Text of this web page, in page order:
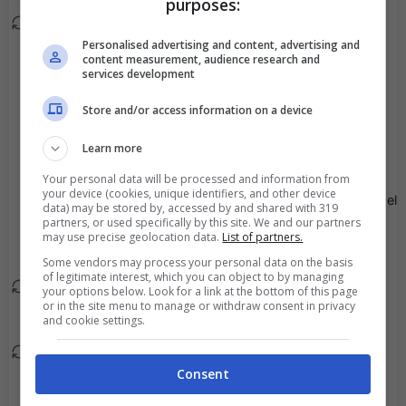
esce, al suo posto
Abdelsamad Hachem.
77'
Tanguy Ahile esce, al
71'
Goal - Louis Mafouta del
Guingamp ha
trasformato il rigore!
69'
Kevin Cabral esce, al suo
posto Hacene Benali.
68'
Dembo Sylla esce, al
suo posto Theo Magnin.
Personalised advertising and content, advertising and
content measurement, audience research and
services development
Store and/or access information on a device
Learn more
Your personal data will be processed and information from
your device (cookies, unique identifiers, and other device
data) may be stored by, accessed by and shared with 319
partners, or used specifically by this site. We and our partners
may use precise geolocation data. List of partners.
Some vendors may process your personal data on the basis
of legitimate interest, which you can object to by managing
your options below. Look for a link at the bottom of this page
or in the site menu to manage or withdraw consent in privacy
and cookie settings.
Consent